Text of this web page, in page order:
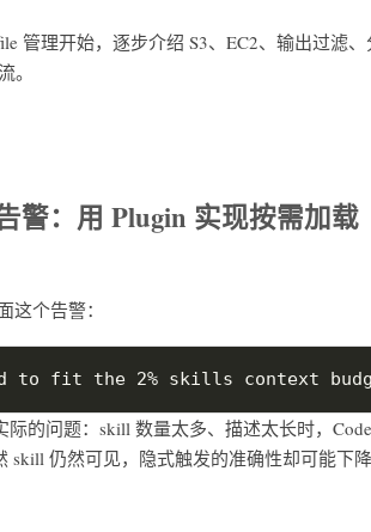
管理开始，逐步介绍 S3、EC2、输出过滤
。
警：用 Plugin 实现按需加载
个告警：
的问题：skill 数量太多、描述太长时，
skill 仍然可见，隐式触发的准确性却可能下降